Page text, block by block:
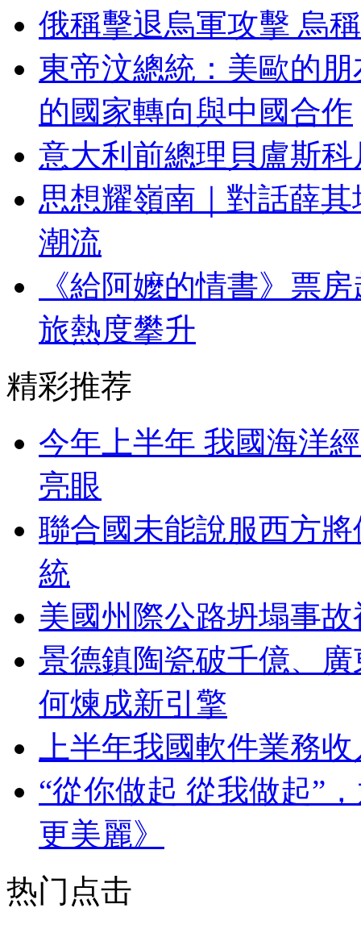
俄稱擊退烏軍攻擊 烏
東帝汶總統：美歐的
的國家轉向與中國合作
意大利前總理貝盧斯
思想耀嶺南｜對話薛
潮流
《給阿嬤的情書》票
旅熱度攀升
精彩推荐
今年上半年 我國海洋
亮眼
聯合國未能說服西方
統
美國州際公路坍塌事
景德鎮陶瓷破千億、
何煉成新引擎
上半年我國軟件業務
“從你做起 從我做起”
更美麗》
热门点击